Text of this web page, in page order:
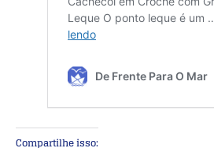
Compartilhe isso: